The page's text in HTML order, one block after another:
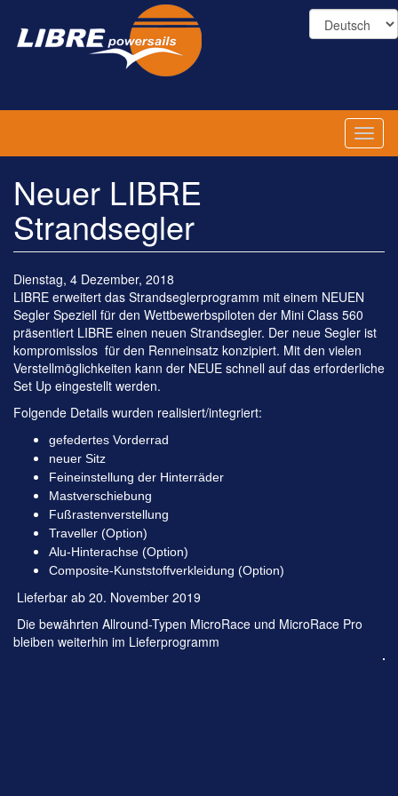
zum
Inhalt
Neuer LIBRE
Strandsegler
Dienstag, 4 Dezember, 2018
LIBRE erweitert das Strandseglerprogramm mit einem NEUEN
Segler Speziell für den Wettbewerbspiloten der Mini Class 560
präsentiert LIBRE einen neuen Strandsegler. Der neue Segler ist
kompromisslos für den Renneinsatz konzipiert. Mit den vielen
Verstellmöglichkeiten kann der NEUE schnell auf das erforderliche
Set Up eingestellt werden.
Folgende Details wurden realisiert/integriert:
gefedertes Vorderrad
neuer Sitz
Feineinstellung der Hinterräder
Mastverschiebung
Fußrastenverstellung
Traveller (Option)
Alu-Hinterachse (Option)
Composite-Kunststoffverkleidung (Option)
Lieferbar ab 20. November 2019
Die bewährten Allround-Typen MicroRace und MicroRace Pro
bleiben weiterhin im Lieferprogramm